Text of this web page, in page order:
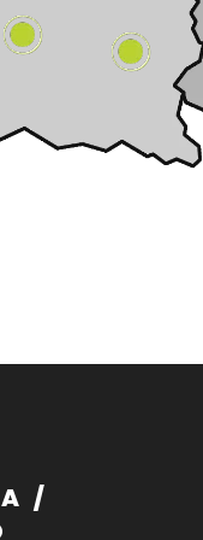
/